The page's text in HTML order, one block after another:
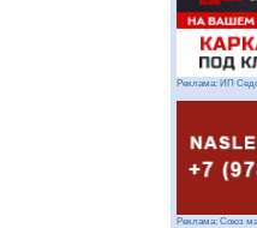
Реклама: ИП
Реклама: Союз